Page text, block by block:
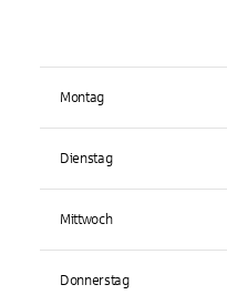
Montag
Dienstag
Mittwoch
Donnerstag